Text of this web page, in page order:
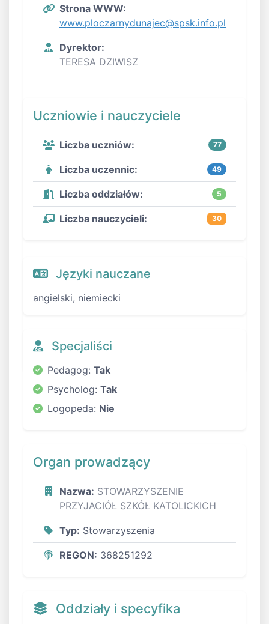
Strona WWW:
www.ploczarnydunajec@spsk.info.pl
Dyrektor:
TERESA DZIWISZ
Uczniowie i nauczyciele
Liczba uczniów: 77
Liczba uczennic: 49
Liczba oddziałów: 5
Liczba nauczycieli: 30
Języki nauczane
angielski, niemiecki
Specjaliści
Pedagog: Tak
Psycholog: Tak
Logopeda: Nie
Organ prowadzący
Nazwa: STOWARZYSZENIE
PRZYJACIÓŁ SZKÓŁ KATOLICKICH
Typ: Stowarzyszenia
REGON: 368251292
Oddziały i specyfika